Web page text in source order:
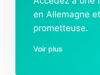
en Allemagne
prometteuse.
Voir plus